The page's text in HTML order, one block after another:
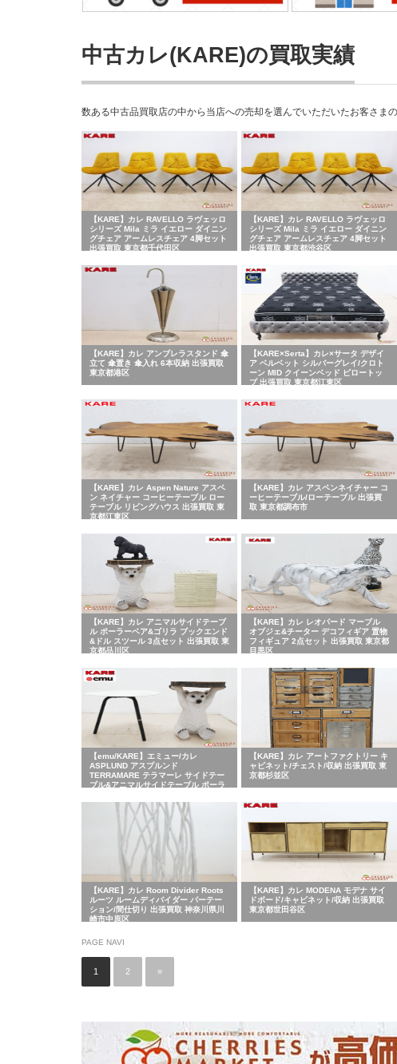
中古カレ(KARE)の買取実績
数ある中古品買取店の中から当店への売却を選んでいただいたお客さま
【KARE】カレ RAVELLO ラヴェッロ
シリーズ Mila ミラ イエロー ダイニン
グチェア アームレスチェア 4脚セット
出張買取 東京都千代田区
【KARE】カレ RAVELLO ラヴェッロ
シリーズ Mila ミラ イエロー ダイニン
グチェア アームレスチェア 4脚セット
出張買取 東京都渋谷区
【KARE】カレ アンブレラスタンド 傘
立て 傘置き 傘入れ 6本収納 出張買取
東京都港区
【KARE×Serta】カレ×サータ デザイ
ア ベルベット シルバーグレイ/クロト
ーン MID クイーンベッド ピロートッ
プ 出張買取 東京都江東区
【KARE】カレ Aspen Nature アスペ
ン ネイチャー コーヒーテーブル ロー
テーブル リビングハウス 出張買取 東
京都江東区
【KARE】カレ アスペンネイチャー コ
ーヒーテーブル/ローテーブル 出張買
取 東京都調布市
【KARE】カレ アニマルサイドテーブ
ル ポーラーベア&ゴリラ ブックエンド
&ドル スツール 3点セット 出張買取 東
京都品川区
【KARE】カレ レオパード マーブル
オブジェ&チーター デコフィギア 置物
フィギュア 2点セット 出張買取 東京都
目黒区
【emu/KARE】エミュー/カレ
ASPLUND アスプルンド
TERRAMARE テラマーレ サイドテー
ブル&アニマルサイドテーブル ポーラ
東京都中野区
【KARE】カレ アートファクトリー キ
ャビネット/チェスト/収納 出張買取 東
京都杉並区
【KARE】カレ Room Divider Roots
ルーツ ルームディバイダー パーテー
ション/間仕切り 出張買取 神奈川県川
崎市中原区
【KARE】カレ MODENA モデナ サイ
ドボード/キャビネット/収納 出張買取
東京都世田谷区
PAGE NAVI
1 2 »